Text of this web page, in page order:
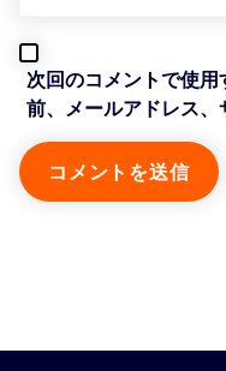
次回のコメントで使
前、メールアドレス、